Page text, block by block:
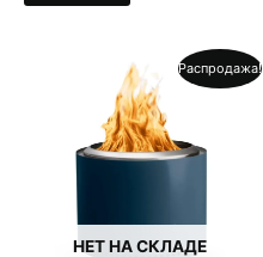
Распродажа!
НЕТ НА СКЛАДЕ